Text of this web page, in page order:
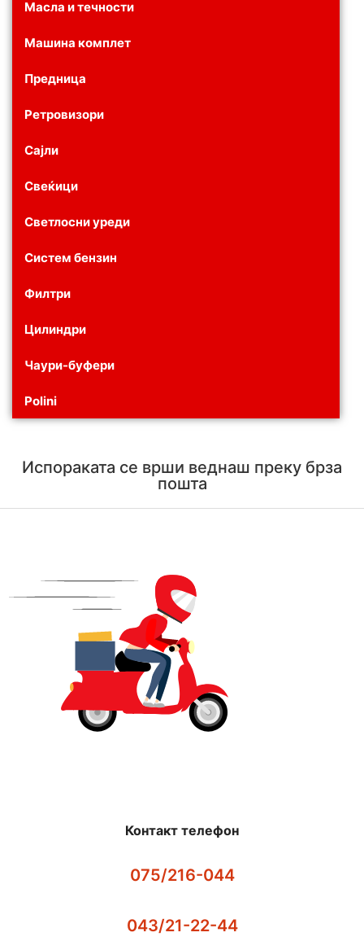
Масла и течности
Машина комплет
Предница
Ретровизори
Сајли
Свеќици
Светлосни уреди
Систем бензин
Филтри
Цилиндри
Чаури-буфери
Polini
Испораката се врши веднаш преку брза
пошта
Контакт телефон
075/216-044
043/21-22-44